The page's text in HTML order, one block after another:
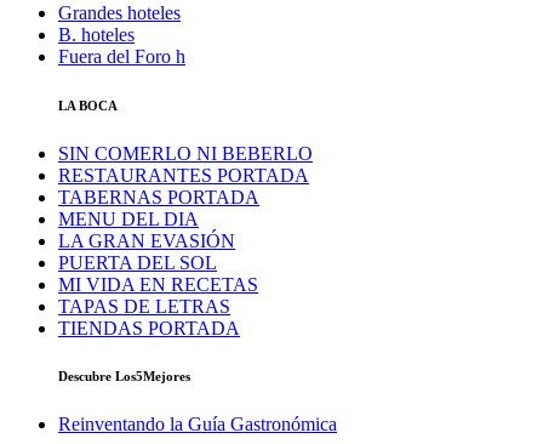
Grandes hoteles
B. hoteles
Fuera del Foro h
LA BOCA
SIN COMERLO NI BEBERLO
RESTAURANTES PORTADA
TABERNAS PORTADA
MENU DEL DIA
LA GRAN EVASIÓN
PUERTA DEL SOL
MI VIDA EN RECETAS
TAPAS DE LETRAS
TIENDAS PORTADA
Descubre Los5Mejores
Reinventando la Guía Gastronómica